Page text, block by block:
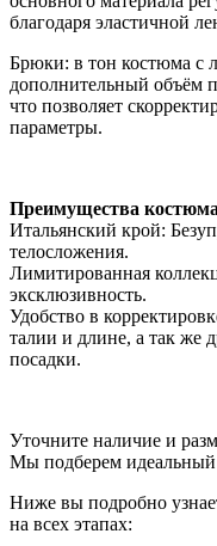
благодаря эластичной
Брюки: в тон костюма с
дополнительный объём
что позволяет
параметры.
Преимущества костюма
Итальянский крой:
телосложения.
Лимитированная
эксклюзивность.
Удобство в
талии и длине, а так же
посадки.
Уточните наличие и
Мы подберем идеальный
Ниже вы подробно
на всех этапах: